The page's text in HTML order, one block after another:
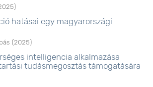
)
hatásai egy magyarországi
(2025)
intelligencia alkalmazása
tudásmegosztás támogatására